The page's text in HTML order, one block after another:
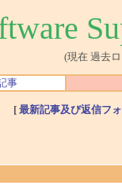
(現在 過去
事
[ 最新記事及び返信フ